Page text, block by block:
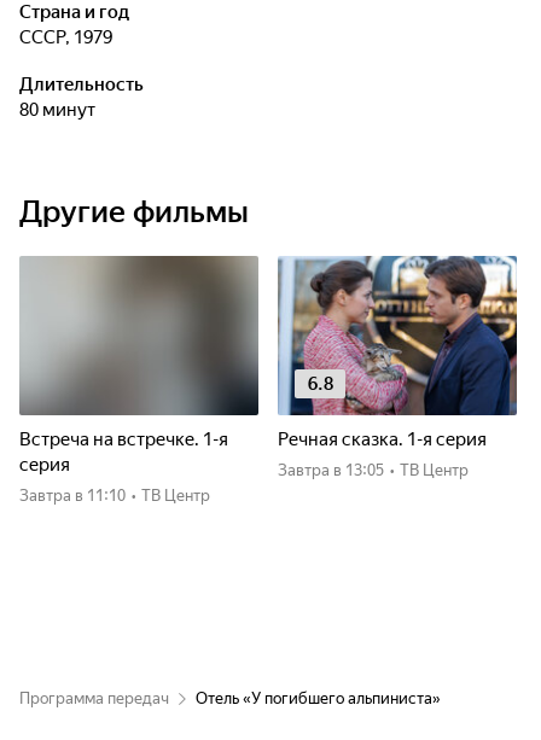
Страна и год
СССР, 1979
Длительность
80 минут
Другие фильмы
Встреча на встречке. 1-я
серия
Завтра в 11:10 • ТВ Центр
6.8
Речная сказка. 1-я серия
Завтра в 13:05 • ТВ Центр
Программа передач Отель «У погибшего альпиниста»